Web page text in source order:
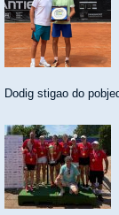
Dodig stigao do